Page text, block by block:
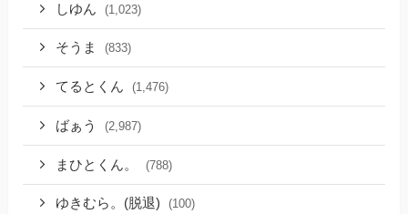
しゆん (1,023)
そうま (833)
てるとくん (1,476)
ばぁう (2,987)
まひとくん。 (788)
ゆきむら。(脱退) (100)